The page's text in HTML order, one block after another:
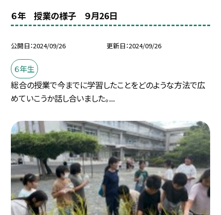
６年 授業の様子 ９月26日
公開日 2024/09/26 更新日 2024/09/26
６年生
総合の授業で今までに学習したことをどのような方法で広
めていこうか話し合いました。...